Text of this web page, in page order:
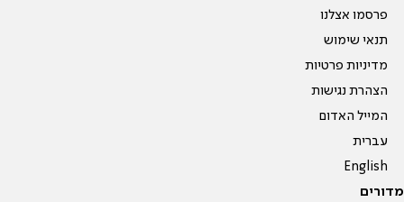
פרסמו אצלנו
תנאי שימוש
מדיניות פרטיות
הצהרת נגישות
המייל האדום
עברית
English
מדורים